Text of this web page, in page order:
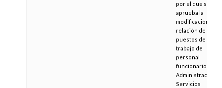
por el que se
aprueba la
modificación de la
relación de
puestos de
trabajo de
personal
funcionario de
Administración y
Servicios